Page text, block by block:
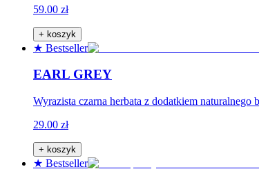
59.00 zł
+ koszyk
★ Bestseller
EARL GREY
Wyrazista czarna herbata z dodatkiem
29.00 zł
+ koszyk
★ Bestseller